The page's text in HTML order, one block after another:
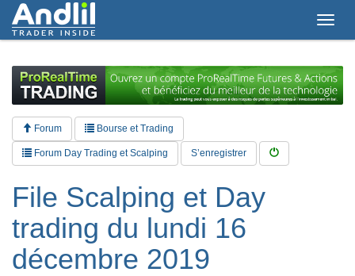
T
g
l
e
n
Forum Bourse et Trading
Forum Day Trading et Scalping S’enregistrer
File Scalping et Day
trading du lundi 16
décembre 2019